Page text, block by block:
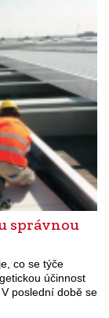
správnou
co se týče
účinnost
poslední době se